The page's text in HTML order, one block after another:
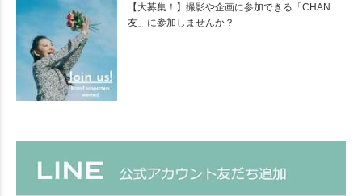
【大募集！】撮影や企画に参加できる「CHAN
友」に参加しませんか？